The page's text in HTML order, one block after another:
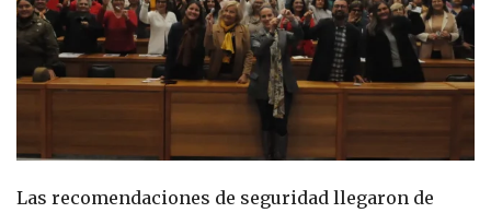
Las recomendaciones de seguridad llegaron de